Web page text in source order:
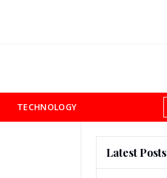
TECHNOLOGY
Latest Posts